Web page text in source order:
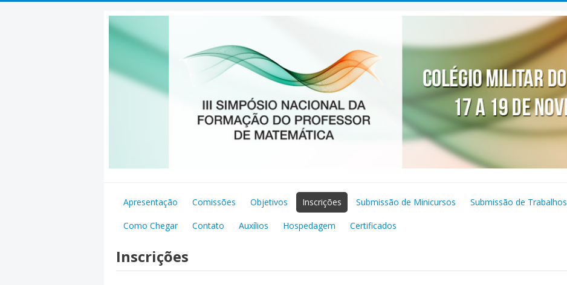
Apresentação Comissões Objetivos Inscrições Submissão de Minicursos Submissão de Trabalhos
Como Chegar Contato Auxílios Hospedagem Certificados
Inscrições